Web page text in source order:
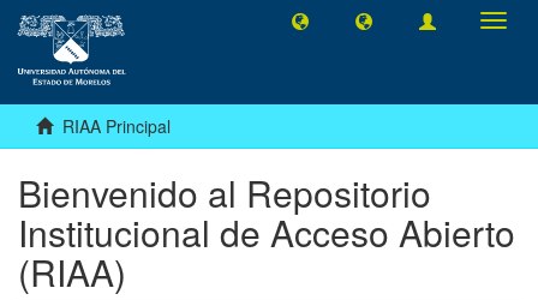
RIAA Principal
Bienvenido al Repositorio
Institucional de Acceso Abierto
(RIAA)